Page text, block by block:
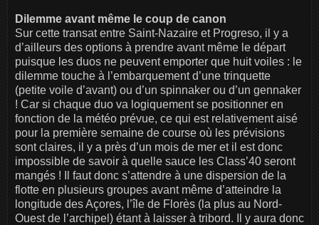
Dilemme avant même le coup de canon
Sur cette transat entre Saint-Nazaire et Progreso, il y a
d’ailleurs des options à prendre avant même le départ
puisque les duos ne peuvent emporter que huit voiles : le
dilemme touche à l’embarquement d’une trinquette
(petite voile d’avant) ou d’un spinnaker ou d’un gennaker
! Car si chaque duo va logiquement se positionner en
fonction de la météo prévue, ce qui est relativement aisé
pour la première semaine de course où les prévisions
sont claires, il y a près d’un mois de mer et il est donc
impossible de savoir à quelle sauce les Class’40 seront
mangés ! Il faut donc s’attendre à une dispersion de la
flotte en plusieurs groupes avant même d’atteindre la
longitude des Açores, l’île de Florès (la plus au Nord-
Ouest de l’archipel) étant à laisser à tribord. Il y aura donc